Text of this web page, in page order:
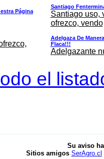
Página
Santiago
Santiago uso,
ofrezco, vendo
Adelgaza De
Flaca!!!
Adelgazante
el
Su aviso
Sitios amigos SerAgro.cl